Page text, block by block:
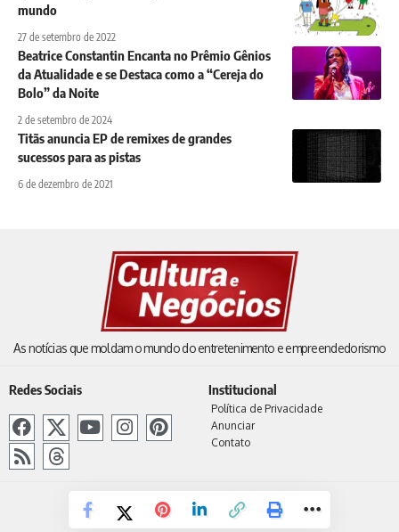
mundo
27 de setembro de 2022
Beatrice Constantin Encanta no Prêmio Gênios
da Atualidade e se Destaca como a “Cereja do
Bolo” da Noite
2 de setembro de 2024
Titãs anuncia EP de remixes de grandes
sucessos para as pistas
6 de dezembro de 2021
As notícias que moldam o mundo do entretenimento e empreendedorismo
Redes Sociais Institucional
Política de Privacidade
Anunciar
Contato